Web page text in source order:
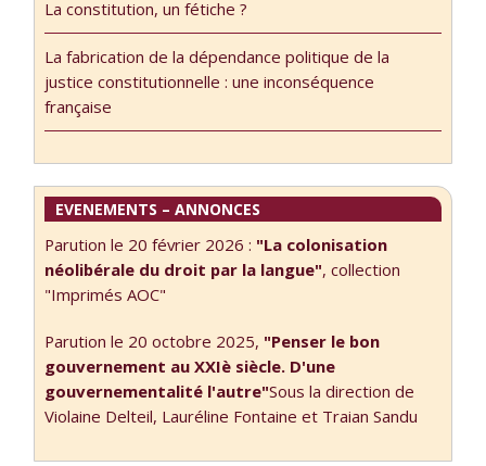
participent de
site. Dans le tout
premier édito,
l’interrogation
quelque sorte
programmatique,
était la …
La constitution, un fétiche ?
La fabrication de la dépendance politique de la
justice constitutionnelle : une inconséquence
française
EVENEMENTS – ANNONCES
Parution le 20 février 2026 : "La colonisation
néolibérale du droit par la langue", collection
"Imprimés AOC"
Parution le 20 octobre 2025, "Penser le bon
gouvernement au XXIè siècle. D'une
gouvernementalité l'autre"Sous la direction de
Violaine Delteil, Lauréline Fontaine et Traian Sandu